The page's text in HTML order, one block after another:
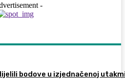
-
bodove u izjednačenoj